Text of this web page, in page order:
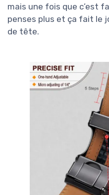
mais une fois que c’est
penses plus et ça fait le
de tête.